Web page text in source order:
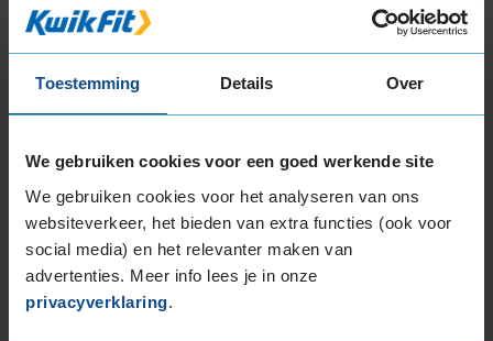
Toestemming Details Over
We gebruiken cookies voor een goed werkende site
We gebruiken cookies voor het analyseren van ons
websiteverkeer, het bieden van extra functies (ook voor
social media) en het relevanter maken van
advertenties. Meer info lees je in onze
privacyverklaring.
235/50R18 101V EXTRALOAD
235/55R18 104H EXTRALOAD
235/60R18 107H EXTRALOAD
245/40R18 97V EXTRALOAD
255/40R18 99V EXTRALOAD
255/45R18 103V EXTRALOAD
255/55R18 109H EXTRALOAD
255/55R18 109V EXTRALOAD
19-inch banden